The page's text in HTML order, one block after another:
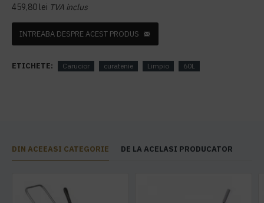
459,80 lei TVA inclus
INTREABA DESPRE ACEST PRODUS
ETICHETE: Carucior curatenie Limpio 60L
DIN ACEEASI CATEGORIE DE LA ACELASI PRODUCATOR